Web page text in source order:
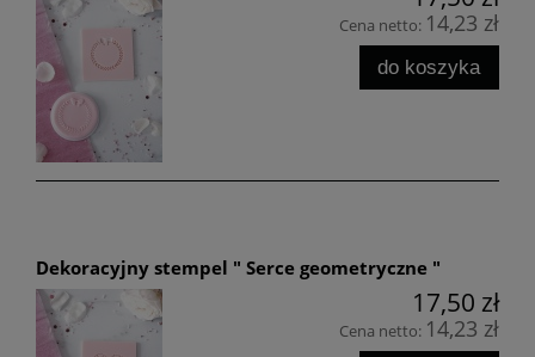
Cena netto: 14,23 zł
do koszyka
Dekoracyjny stempel " Serce geometryczne "
17,50 zł
Cena netto: 14,23 zł